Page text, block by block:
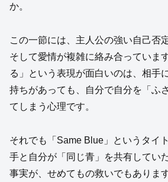
か。
この一節には、主人公の強い自己否
そして愛情が複雑に絡み合っていま
る」という表現が面白いのは、相手
持ちがあっても、自分で自分を「ふ
てしまう心理です。
それでも「Same Blue」というタイ
手と自分が「同じ青」を共有してい
事実が、せめてもの救いでもありま